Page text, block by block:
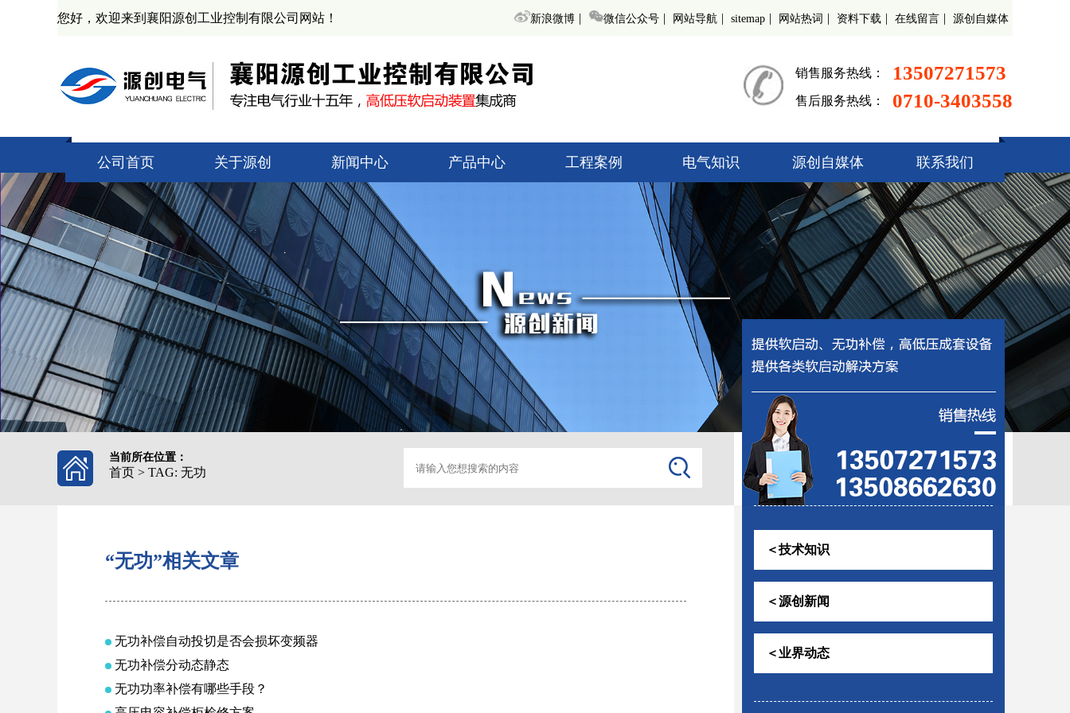
您好，欢迎来到襄阳源创工业控制有限公司网站！ 新浪微博 | 微信公众号 | 网站导航 | sitemap | 网站热词 | 资料下载 | 在线留言 | 源创自媒体
销售服务热线： 13507271573
售后服务热线： 0710-3403558
公司首页 关于源创
公司简介
资质证书
产业基地
企业文化
新闻中心
技术知识
源创新闻
业界动态
产品中心
无功补偿装置
变频调速器
高低压开关柜
箱变监控助磨
工程案例 电气知识
高低压起动柜
无功补偿装置
变频调速器
高低压开关柜
箱变监控助磨
源创自媒体 联系我们
当前所在位置：
首页 > TAG: 无功
＜技术知识
＜源创新闻
＜业界动态
“无功”相关文章
无功补偿自动投切是否会损坏变频器
无功补偿分动态静态
无功功率补偿有哪些手段？